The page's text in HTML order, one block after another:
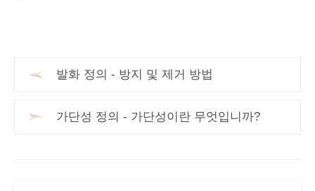
발화 정의 - 방지 및 제거 방법
가단성 정의 - 가단성이란 무엇입니까?